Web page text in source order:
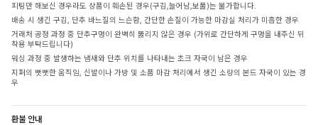
피팅만 해보신 경우라도 상품이 훼손된 경우(구김,늘어남,보풀)는 불가합니다.
배송 시 생긴 구김, 단추 바느질의 느슨함, 간단한 손질이 가능한 마감실 처리가 미흡한 경우
거래처 공정 과정 중 단추구멍이 완벽히 뚫리지 않은 경우 (가위로 간단하게 구멍을 내주신 뒤
착용 부탁드립니다)
워싱 과정 중 발생하는 냄새와 단추 위치를 나타내는 초크 자국이 남은 경우
지퍼의 뻣뻣한 움직임, 신발이나 가방 및 소품 마감 처리에서 생긴 소량의 본드 자국이 있는 경
우
환불 안내